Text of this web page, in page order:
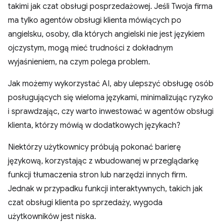
takimi jak czat obsługi posprzedażowej. Jeśli Twoja firma
ma tylko agentów obsługi klienta mówiących po
angielsku, osoby, dla których angielski nie jest językiem
ojczystym, mogą mieć trudności z dokładnym
wyjaśnieniem, na czym polega problem.
Jak możemy wykorzystać AI, aby ulepszyć obsługę osób
posługujących się wieloma językami, minimalizując ryzyko
i sprawdzając, czy warto inwestować w agentów obsługi
klienta, którzy mówią w dodatkowych językach?
Niektórzy użytkownicy próbują pokonać barierę
językową, korzystając z wbudowanej w przeglądarkę
funkcji tłumaczenia stron lub narzędzi innych firm.
Jednak w przypadku funkcji interaktywnych, takich jak
czat obsługi klienta po sprzedaży, wygoda
użytkowników jest niska.